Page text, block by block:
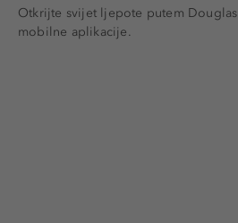
Otkrijte svijet ljepote putem Douglas
mobilne aplikacije.